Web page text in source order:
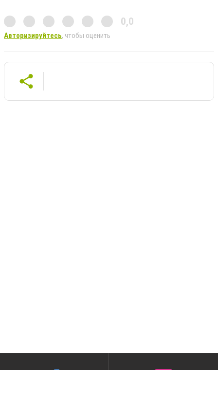
0,0
Авторизируйтесь, чтобы оценить